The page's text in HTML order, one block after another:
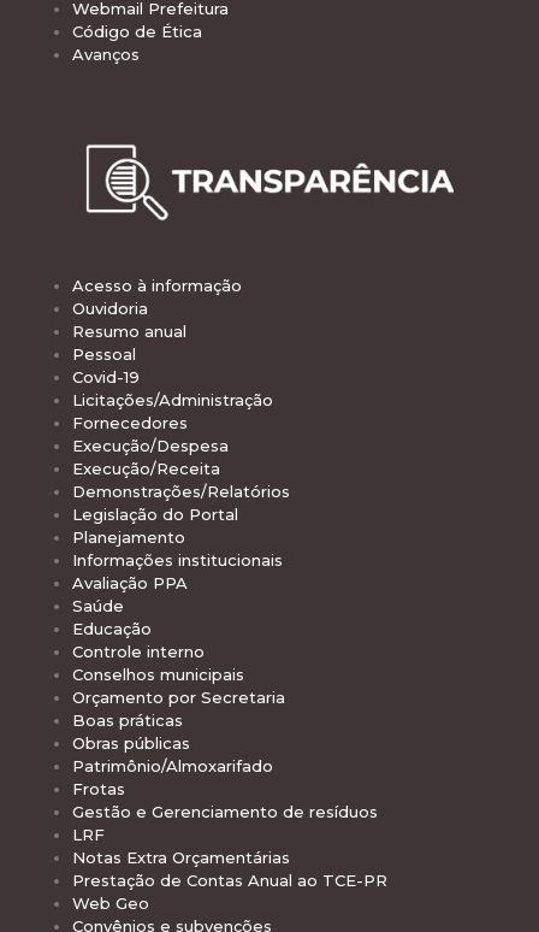
Webmail Prefeitura
Código de Ética
Avanços
Acesso à informação
Ouvidoria
Resumo anual
Pessoal
Covid-19
Licitações/Administração
Fornecedores
Execução/Despesa
Execução/Receita
Demonstrações/Relatórios
Legislação do Portal
Planejamento
Informações institucionais
Avaliação PPA
Saúde
Educação
Controle interno
Conselhos municipais
Orçamento por Secretaria
Boas práticas
Obras públicas
Patrimônio/Almoxarifado
Frotas
Gestão e Gerenciamento de resíduos
LRF
Notas Extra Orçamentárias
Prestação de Contas Anual ao TCE-PR
Web Geo
Convênios e subvenções